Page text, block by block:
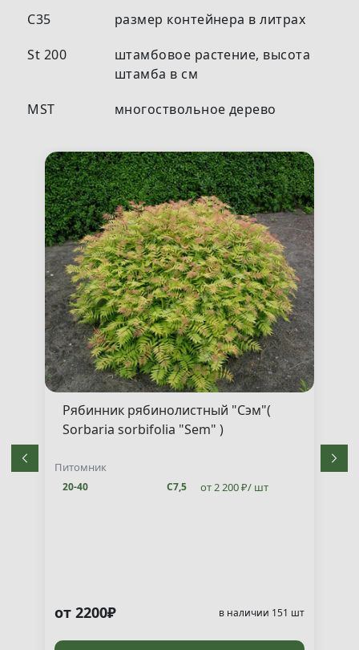
С35
размер контейнера в литрах
St 200
штамбовое растение, высота
штамба в см
MST
многоствольное дерево
Рябинник рябинолистный "Сэм"(
Sorbaria sorbifolia "Sem" )
Питомник
20-40 С7,5 от 2 200 ₽/ шт
от 2200₽ в наличии 151 шт